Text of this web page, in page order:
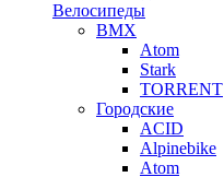
Велосипеды
BMX
Atom
Stark
TORRENT
Городские
ACID
Alpinebike
Atom